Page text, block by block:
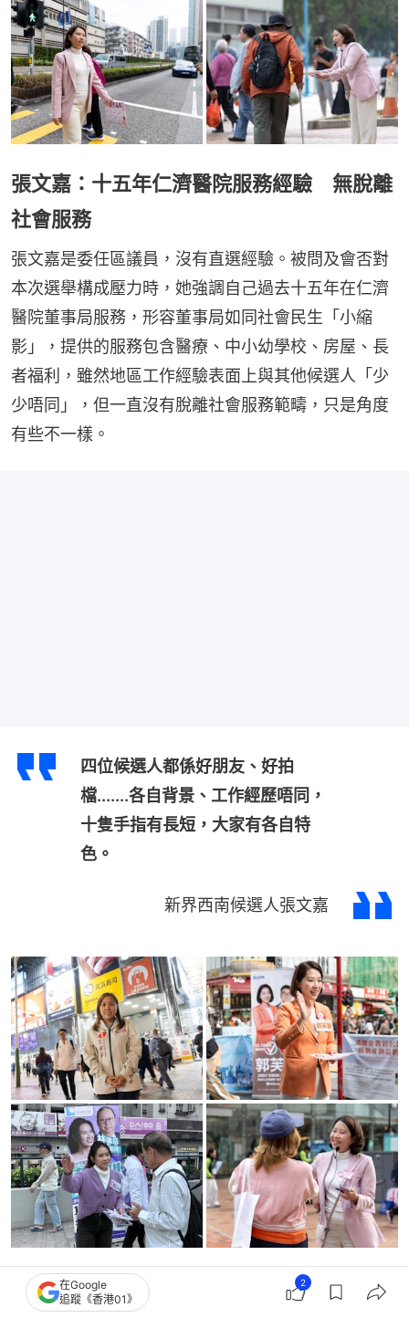
張文嘉：十五年仁濟醫院服務經驗 無脫離
社會服務
張文嘉是委任區議員，沒有直選經驗。被問及會否對
本次選舉構成壓力時，她強調自己過去十五年在仁濟
醫院董事局服務，形容董事局如同社會民生「小縮
影」，提供的服務包含醫療、中小幼學校、房屋、長
者福利，雖然地區工作經驗表面上與其他候選人「少
少唔同」，但一直沒有脫離社會服務範疇，只是角度
有些不一樣。
四位候選人都係好朋友、好拍
檔.......各自背景、工作經歷唔同，
十隻手指有長短，大家有各自特
色。
新界西南候選人張文嘉
五朵金花巾幗之戰 如何突出自己？
在Google
追蹤《香港01》
2